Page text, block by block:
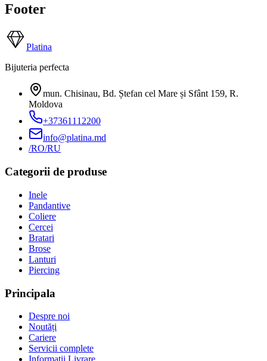
Footer
Platina
Bijuteria perfecta
mun. Chisinau, Bd. Ștefan cel Mare și Sfânt 159, R.
Moldova
+37361112200
info@platina.md
/RO/RU
Categorii de produse
Inele
Pandantive
Coliere
Cercei
Bratari
Brose
Lanturi
Piercing
Principala
Despre noi
Noutăți
Cariere
Servicii complete